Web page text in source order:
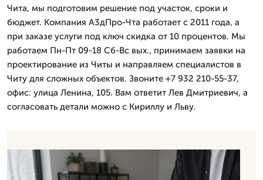
Чита, мы подготовим решение под участок, сроки и
бюджет. Компания А3дПро-Чта работает с 2011 года, а
при заказе услуги под ключ скидка от 10 процентов. Мы
работаем Пн-Пт 09-18 Сб-Вс вых., принимаем заявки на
проектирование из Читы и направляем специалистов в
Читу для сложных объектов. Звоните +7 932 210-55-37,
офис: улица Ленина, 105. Вам ответит Лев Дмитpиевич, а
согласовать детали можно с Кириллу и Льву.